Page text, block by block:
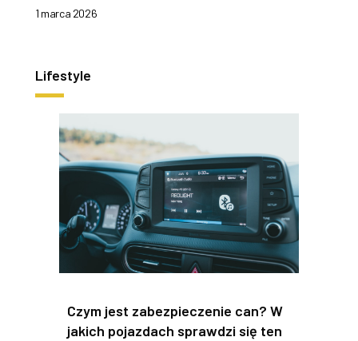
1 marca 2026
Lifestyle
Czym jest zabezpieczenie can? W
jakich pojazdach sprawdzi się ten